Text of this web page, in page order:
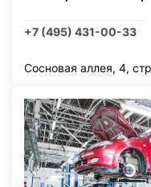
+7 (495) 431-00-33
Сосновая аллея, 4,